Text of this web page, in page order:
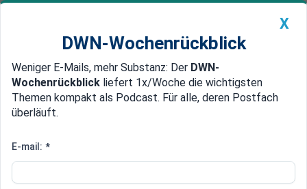
Newsticker MEIN DWN: Geldanlage Premium
Edelmetalle DWN-Magazin China
Pistorius zu Gesprächen über
X
DWN-Wochenrückblick
Weniger E-Mails, mehr Substanz: Der DWN-
Wochenrückblick liefert 1x/Woche die wichtigsten
Themen kompakt als Podcast. Für alle, deren Postfach
überläuft.
E-mail: *